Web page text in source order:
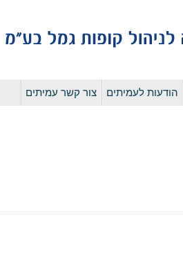
לדלג
הודעות לעמיתים צור קשר עמיתים